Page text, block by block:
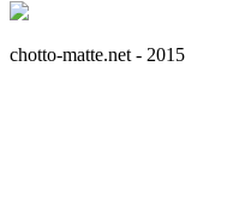
chotto-matte.net - 2015